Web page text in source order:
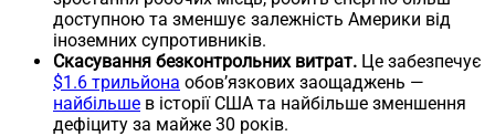
доступною та зменшує залежність Америки від
іноземних супротивників.
Скасування безконтрольних витрат. Це забезпечує
$1.6 трильйона обов’язкових заощаджень —
найбільше в історії США та найбільше зменшення
дефіциту за майже 30 років.